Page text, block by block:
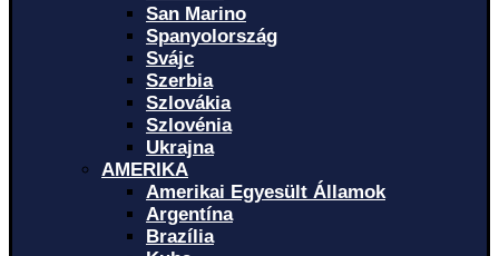
San Marino
Spanyolország
Svájc
Szerbia
Szlovákia
Szlovénia
Ukrajna
AMERIKA
Amerikai Egyesült Államok
Argentína
Brazília